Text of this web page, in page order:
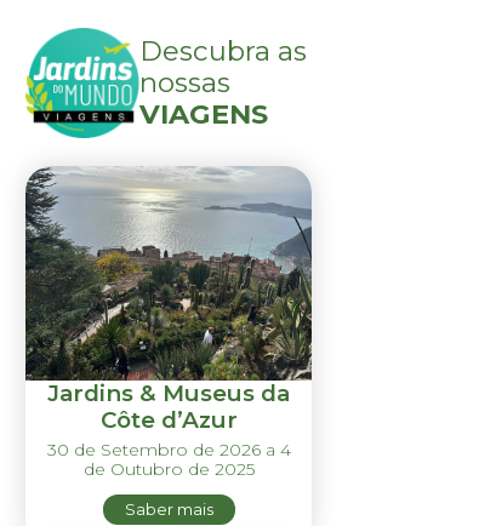
Descubra as
nossas
VIAGENS
Jardins & Museus da
Côte d’Azur
30 de Setembro de 2026 a 4
de Outubro de 2025
Saber mais